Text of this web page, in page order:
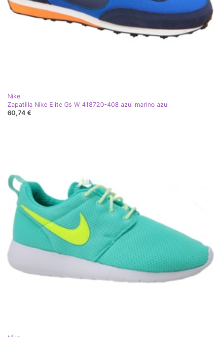
Nike
Zapatilla Nike Elite Gs W 418720-408 azul marino azul
60,74 €